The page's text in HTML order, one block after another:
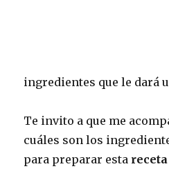
ingredientes que le dará
Te invito a que me
cuáles son los
para preparar esta